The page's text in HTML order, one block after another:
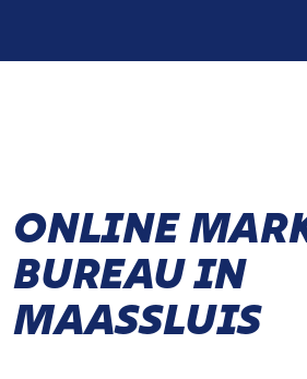
ONLINE
BUREAU IN
MAASSLUIS